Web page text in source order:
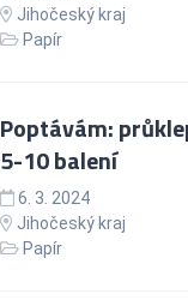
Jihočeský kraj
Papír
Poptávám:
5-10 balení
6. 3. 2024
Jihočeský kraj
Papír